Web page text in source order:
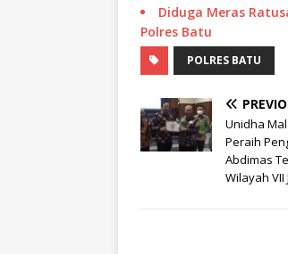
Diduga Meras
Polres Batu
POLRES BATU
Unidha
Peraih
Abdimas
Wilayah VII